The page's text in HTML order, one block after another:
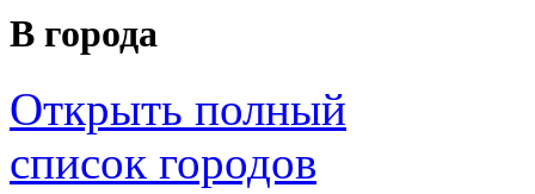
В города
Открыть полный
список городов